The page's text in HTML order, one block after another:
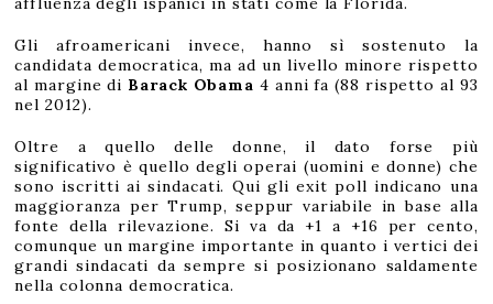
Gli afroamericani invece, hanno sì sostenuto la
candidata democratica, ma ad un livello minore rispetto
al margine di Barack Obama 4 anni fa (88 rispetto al 93
nel 2012).
Oltre a quello delle donne, il dato forse più
significativo è quello degli operai (uomini e donne) che
sono iscritti ai sindacati. Qui gli exit poll indicano una
maggioranza per Trump, seppur variabile in base alla
fonte della rilevazione. Si va da +1 a +16 per cento,
comunque un margine importante in quanto i vertici dei
grandi sindacati da sempre si posizionano saldamente
nella colonna democratica.